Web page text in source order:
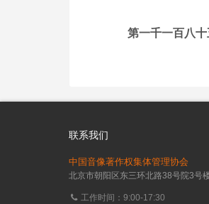
第一千一百八
联系我们
中国音像著作权集体管理协会
北京市朝阳区东三环北路38号院3号
工作时间：9:00-17:30